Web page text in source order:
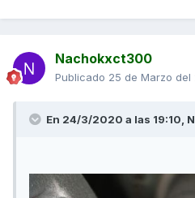
bulon.antes se notaba mucho
Nachokxct300
Publicado 25 de Marzo del
En 24/3/2020 a las 19:10,